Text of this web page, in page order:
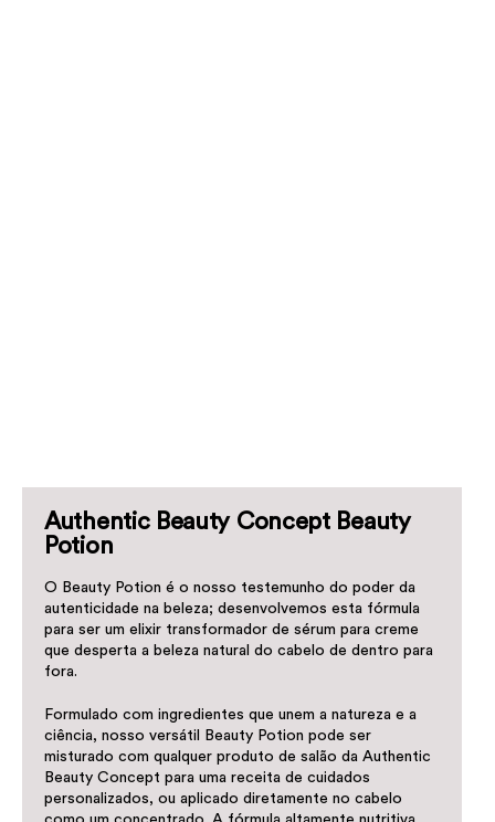
Authentic Beauty Concept Beauty
Potion
O Beauty Potion é o nosso testemunho do poder da
autenticidade na beleza; desenvolvemos esta fórmula
para ser um elixir transformador de sérum para creme
que desperta a beleza natural do cabelo de dentro para
fora.
Formulado com ingredientes que unem a natureza e a
ciência, nosso versátil Beauty Potion pode ser
misturado com qualquer produto de salão da Authentic
Beauty Concept para uma receita de cuidados
personalizados, ou aplicado diretamente no cabelo